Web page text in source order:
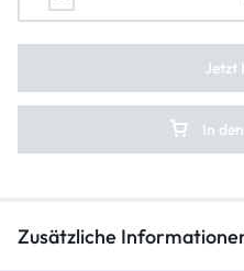
Lautsprecher Reparatur
In
Jetzt
Zusätzliche